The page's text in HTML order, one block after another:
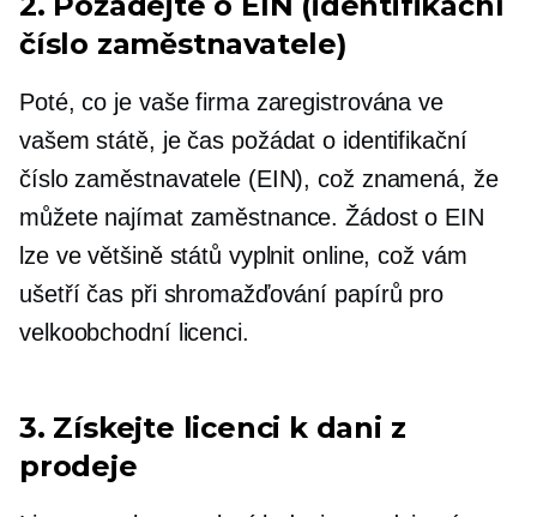
číslo zaměstnavatele)
Poté, co je vaše firma zaregistrována ve
vašem státě, je čas požádat o identifikační
číslo zaměstnavatele (EIN), což znamená, že
můžete najímat zaměstnance. Žádost o EIN
lze ve většině států vyplnit online, což vám
ušetří čas při shromažďování papírů pro
velkoobchodní licenci.
3. Získejte licenci k dani z
prodeje